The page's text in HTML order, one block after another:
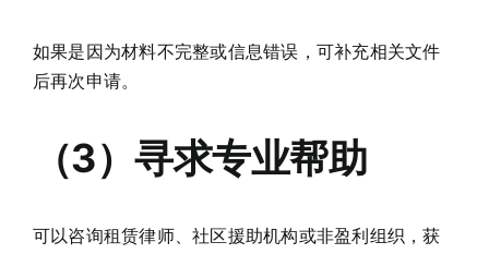
如果是因为材料不完整或信息错误，可补充相关文件
后再次申请。
（3）寻求专业帮助
可以咨询租赁律师、社区援助机构或非盈利组织，获